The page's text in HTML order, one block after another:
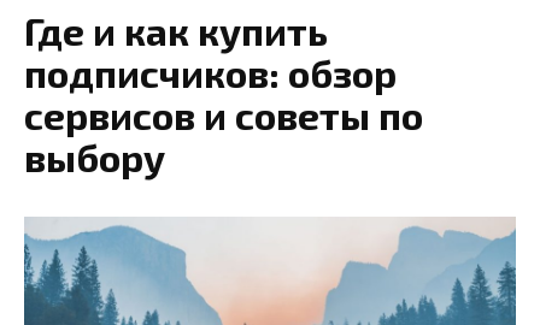
Где и как купить
подписчиков: обзор
сервисов и советы по
выбору